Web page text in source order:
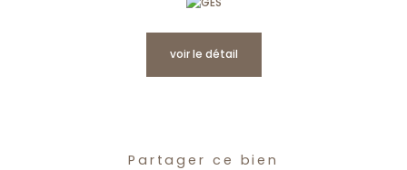
voir le détail
Partager ce bien